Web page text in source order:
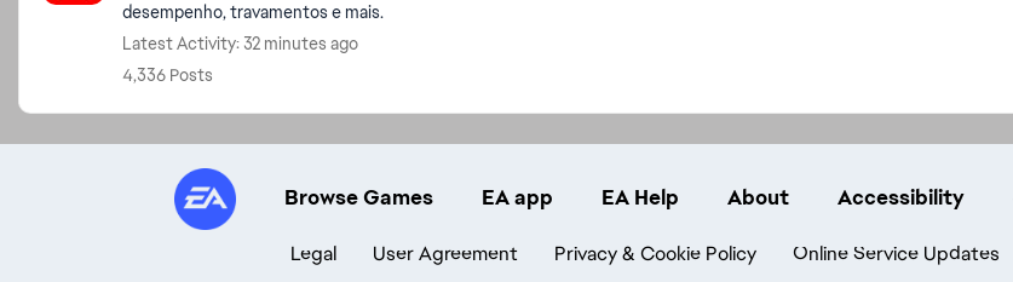
desempenho, travamentos e mais.
Latest Activity: 32 minutes ago
4,336 Posts
Browse Games EA app EA Help About Accessibility
Legal User Agreement Privacy & Cookie Policy Online Service Updates